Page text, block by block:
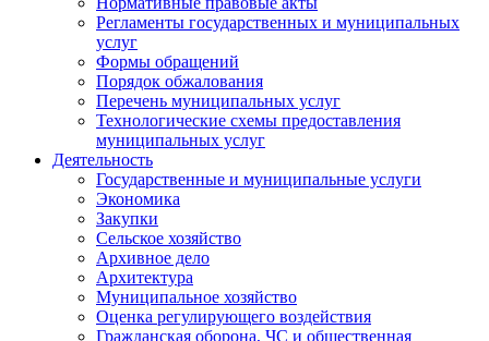
Регламенты государственных и муниципальных
услуг
Формы обращений
Порядок обжалования
Перечень муниципальных услуг
Технологические схемы предоставления
муниципальных услуг
Деятельность
Государственные и муниципальные услуги
Экономика
Закупки
Сельское хозяйство
Архивное дело
Архитектура
Муниципальное хозяйство
Оценка регулирующего воздействия
Гражданская оборона, ЧС и общественная